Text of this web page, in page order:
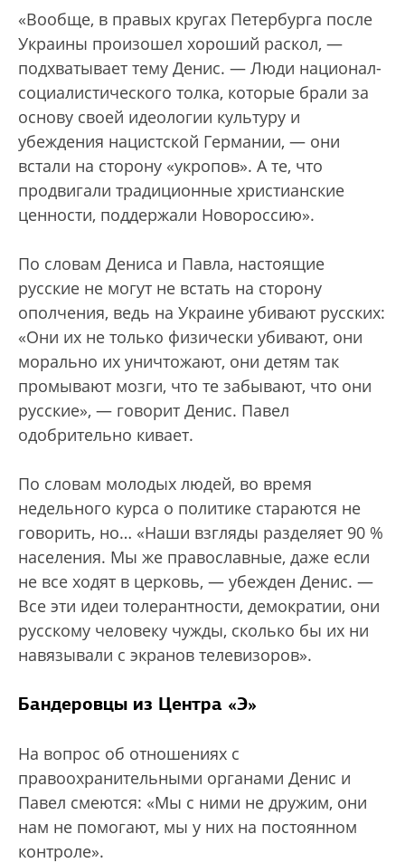
«Вообще, в правых кругах Петербурга после
Украины произошел хороший раскол, —
подхватывает тему Денис. — Люди национал-
социалистического толка, которые брали за
основу своей идеологии культуру и
убеждения нацистской Германии, — они
встали на сторону «укропов». А те, что
продвигали традиционные христианские
ценности, поддержали Новороссию».
По словам Дениса и Павла, настоящие
русские не могут не встать на сторону
ополчения, ведь на Украине убивают русских:
«Они их не только физически убивают, они
морально их уничтожают, они детям так
промывают мозги, что те забывают, что они
русские», — говорит Денис. Павел
одобрительно кивает.
По словам молодых людей, во время
недельного курса о политике стараются не
говорить, но… «Наши взгляды разделяет 90 %
населения. Мы же православные, даже если
не все ходят в церковь, — убежден Денис. —
Все эти идеи толерантности, демократии, они
русскому человеку чужды, сколько бы их ни
навязывали с экранов телевизоров».
Бандеровцы из Центра «Э»
На вопрос об отношениях с
правоохранительными органами Денис и
Павел смеются: «Мы с ними не дружим, они
нам не помогают, мы у них на постоянном
контроле».